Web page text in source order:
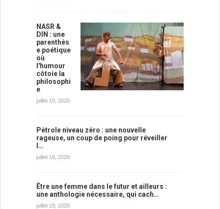
NASR &
DIN : une
parenthès
e poétique
où
l'humour
côtoie la
philosophi
e
juillet 19, 2026
Pétrole niveau zéro : une nouvelle
rageuse, un coup de poing pour réveiller
l…
juillet 19, 2026
Être une femme dans le futur et ailleurs :
une anthologie nécessaire, qui cach…
juillet 19, 2026